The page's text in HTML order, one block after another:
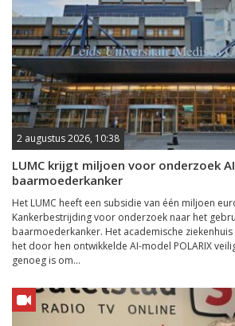
2 augustus 2026, 10:38
LUMC krijgt miljoen voor onderzoek
baarmoederkanker
Het LUMC heeft een subsidie van één miljoen
Kankerbestrijding voor onderzoek naar het
baarmoederkanker. Het academische
het door hen ontwikkelde AI-model POLARIX
genoeg is om...